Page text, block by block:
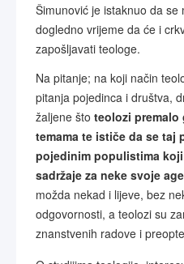
Šimunović je istaknuo da se
dogledno vrijeme da će i
zapošljavati teologe.
Na pitanje; na koji način
pitanja pojedinca i društva,
žaljene što teolozi
temama te ističe da se taj
pojedinim populistima
sadržaje za neke svoje
možda nekad i lijeve, bez
odgovornosti, a teolozi su
znanstvenih radove i